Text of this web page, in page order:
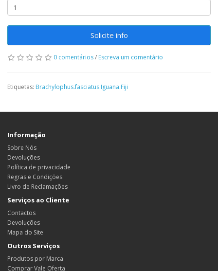
Solicite info
0 comentários/ Escreva um comentário
Etiquetas: Brachylophus.fasciatus.Iguana.Fiji
Informação
Sobre Nós
Devoluções
Política de privacidade
Regras e Condições
Livro de Reclamações
Serviços ao Cliente
Contactos
Devoluções
Mapa do Site
Outros Serviços
Produtos por Marca
Comprar Vale Oferta